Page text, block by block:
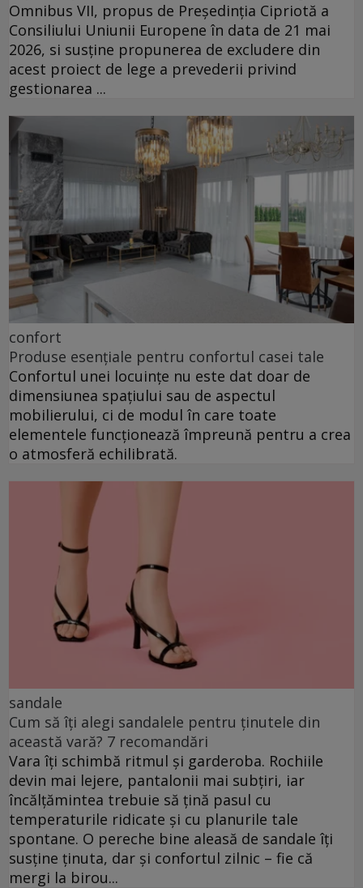
Omnibus VII, propus de Președinția Cipriotă a
Consiliului Uniunii Europene în data de 21 mai
2026, si susține propunerea de excludere din
acest proiect de lege a prevederii privind
gestionarea ...
confort
Produse esențiale pentru confortul casei tale
Confortul unei locuințe nu este dat doar de
dimensiunea spațiului sau de aspectul
mobilierului, ci de modul în care toate
elementele funcționează împreună pentru a crea
o atmosferă echilibrată.
sandale
Cum să îți alegi sandalele pentru ținutele din
această vară? 7 recomandări
Vara îți schimbă ritmul și garderoba. Rochiile
devin mai lejere, pantalonii mai subțiri, iar
încălțămintea trebuie să țină pasul cu
temperaturile ridicate și cu planurile tale
spontane. O pereche bine aleasă de sandale îți
susține ținuta, dar și confortul zilnic – fie că
mergi la birou...